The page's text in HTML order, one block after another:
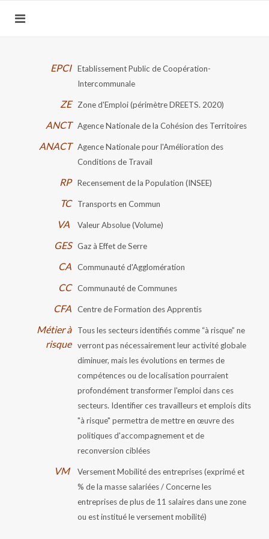
EPCI
Etablissement Public de Coopération-
Intercommunale
ZE Zone d'Emploi (périmètre DREETS. 2020)
ANCT Agence Nationale de la Cohésion des Territoires
ANACT
Agence Nationale pour l'Amélioration des
Conditions de Travail
RP Recensement de la Population (INSEE)
TC Transports en Commun
VA Valeur Absolue (Volume)
GES Gaz à Effet de Serre
CA Communauté d'Agglomération
CC Communauté de Communes
CFA Centre de Formation des Apprentis
Métier à
risque
Tous les secteurs identifiés comme “à risque” ne
verront pas nécessairement leur activité globale
diminuer, mais les évolutions en termes de
compétences ou de localisation pourraient
profondément transformer l'emploi dans ces
secteurs. Identifier ces travailleurs et emplois dits
"à risque" permettra de mettre en œuvre des
politiques d'accompagnement et de
reconversion ciblées
VM
Versement Mobilité des entreprises (exprimé et
% de la masse salariées / Concerne les
entreprises de plus de 11 salaires dans une zone
ou est institué le versement mobilité)